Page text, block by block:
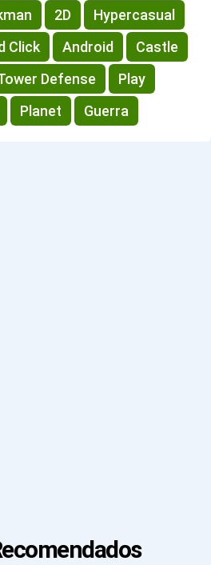
2D
Hypercasual
Click Android
Castle
Defense
Play
Planet Guerra